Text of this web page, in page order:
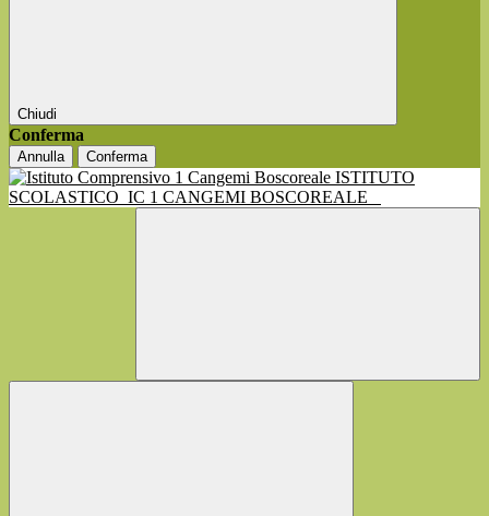
Chiudi
Conferma
Annulla Conferma
ISTITUTO
SCOLASTICO IC 1 CANGEMI BOSCOREALE